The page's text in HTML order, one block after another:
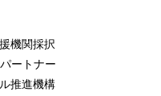
機関採択
ートナー
推進機構